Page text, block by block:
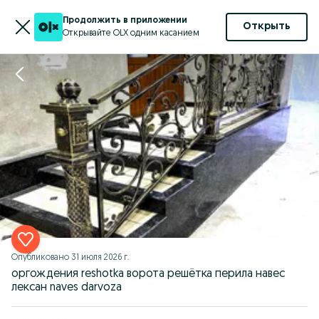
Продолжить в приложении
Открывайте OLX одним касанием
Открыть
Опубликовано 31 июля 2026 г.
оргождения reshotka ворота решётка перила навес
лексан naves darvoza